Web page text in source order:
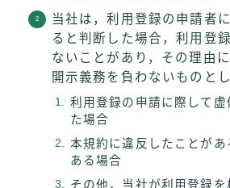
当社は，利用登録の申請者
ると判断した場合，利用登
ないことがあり，その理由
開示義務を負わないものとし
利用登録の申請に際して
た場合
本規約に違反したことが
ある場合
その他，当社が利用登録